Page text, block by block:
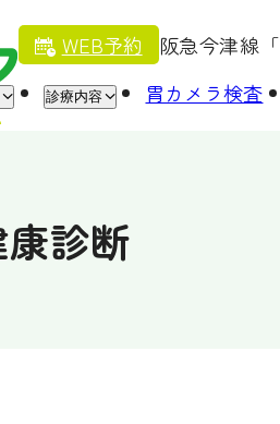
WEB予約 阪急今津線「
診療内容 胃カメラ検査
診断